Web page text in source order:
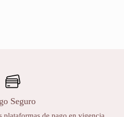
Seguro